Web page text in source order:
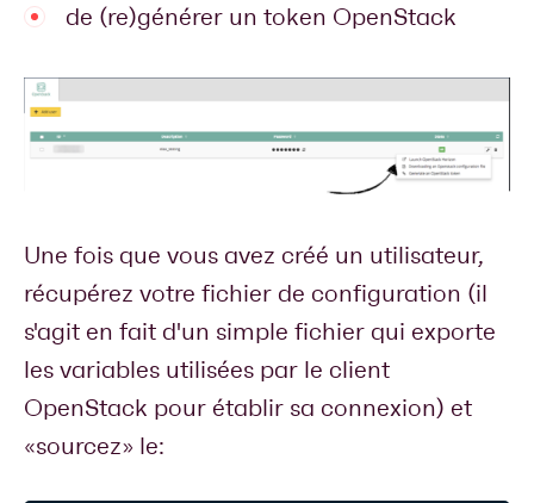
de (re)générer un token OpenStack
Une fois que vous avez créé un utilisateur,
récupérez votre fichier de configuration (il
s'agit en fait d'un simple fichier qui exporte
les variables utilisées par le client
OpenStack pour établir sa connexion) et
«sourcez» le: